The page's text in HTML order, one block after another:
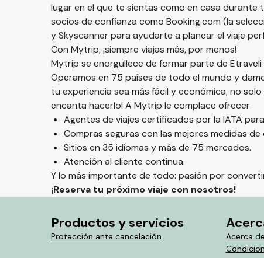
lugar en el que te sientas como en casa durante
socios de confianza como Booking.com (la
y Skyscanner para ayudarte a planear el viaje
Con Mytrip, ¡siempre viajas más, por menos!
Mytrip se enorgullece de formar parte de
Operamos en 75 países de todo el mundo y
tu experiencia sea más fácil y económica, no
encanta hacerlo! A Mytrip le complace ofrecer:
Agentes de viajes certificados por la IATA
Compras seguras con las mejores medidas
Sitios en 35 idiomas y más de 75 mercados.
Atención al cliente continua.
Y lo más importante de todo: pasión por
¡Reserva tu próximo viaje con nosotros!
Productos y servicios
Protección ante cancelación
Acerca